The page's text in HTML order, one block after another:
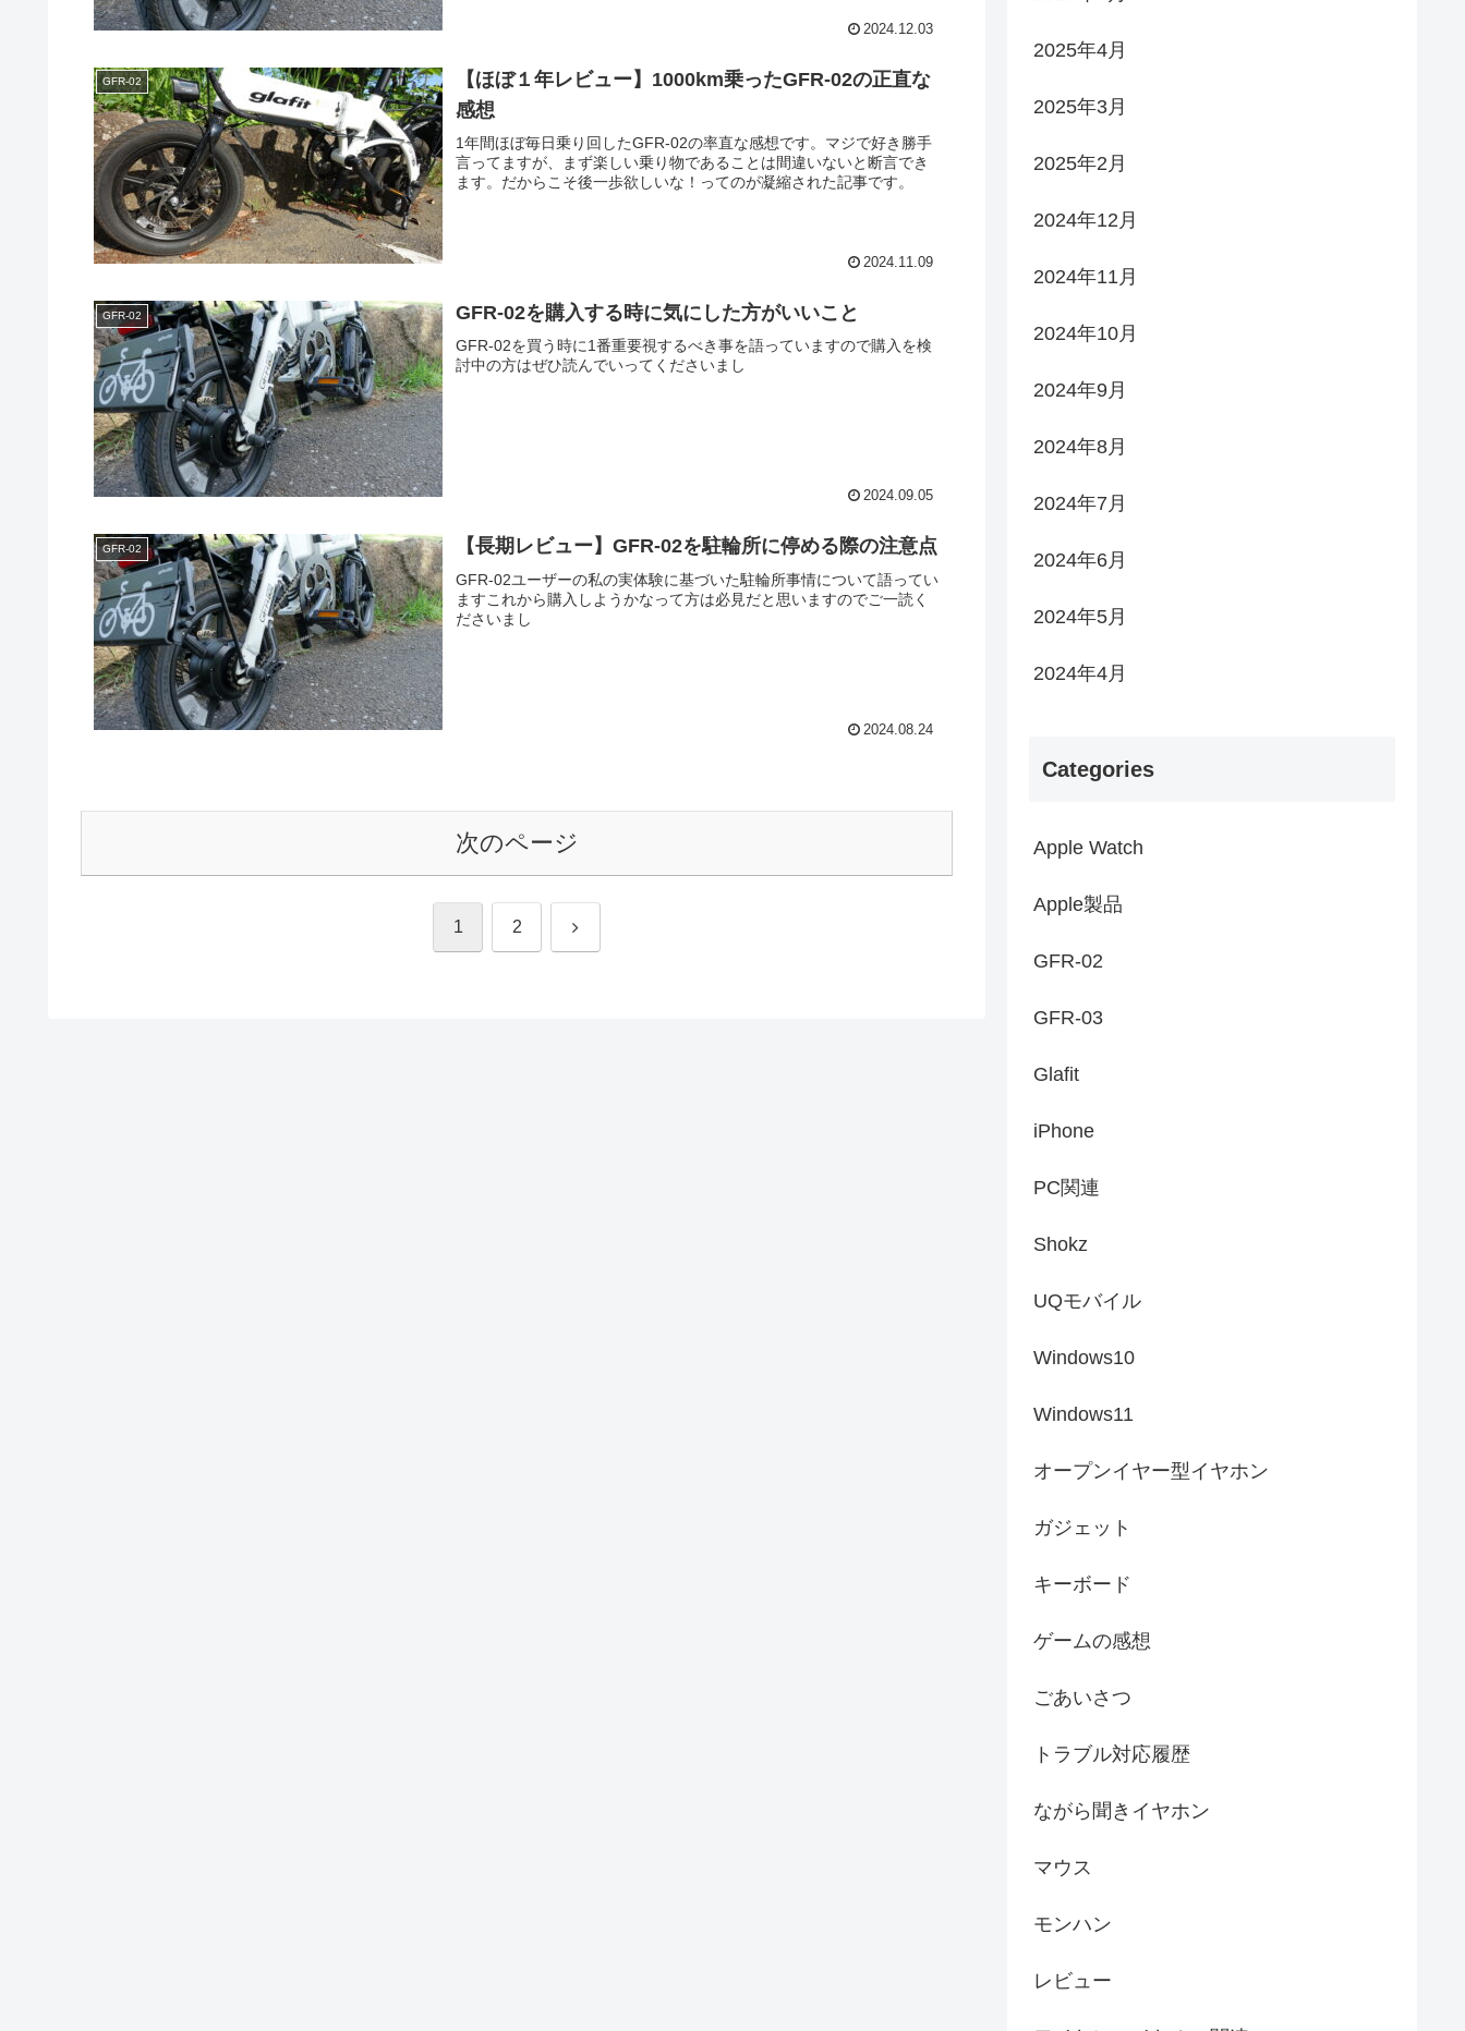
2024.12.03
GFR-02
【ほぼ１年レビュー】1000km乗ったGFR-02の正直な
感想
1年間ほぼ毎日乗り回したGFR-02の率直な感想です。マジで好き勝手
言ってますが、まず楽しい乗り物であることは間違いないと断言でき
ます。だからこそ後一歩欲しいな！ってのが凝縮された記事です。
2024.11.09
GFR-02 GFR-02を購入する時に気にした方がいいこと
GFR-02を買う時に1番重要視するべき事を語っていますので購入を検
討中の方はぜひ読んでいってくださいまし
2024.09.05
GFR-02 【長期レビュー】GFR-02を駐輪所に停める際の注意点
GFR-02ユーザーの私の実体験に基づいた駐輪所事情について語ってい
ますこれから購入しようかなって方は必見だと思いますのでご一読く
ださいまし
2024.08.24
次のページ
1 2 次
2025年4月
2025年3月
2025年2月
2024年12月
2024年11月
2024年10月
2024年9月
2024年8月
2024年7月
2024年6月
2024年5月
2024年4月
Categories
Apple Watch
Apple製品
GFR-02
GFR-03
Glafit
iPhone
PC関連
Shokz
UQモバイル
Windows10
Windows11
オープンイヤー型イヤホン
ガジェット
キーボード
ゲームの感想
ごあいさつ
トラブル対応履歴
ながら聞きイヤホン
マウス
モンハン
レビュー